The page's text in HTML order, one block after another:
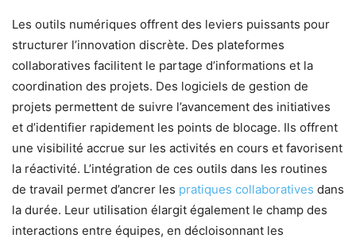
Les outils numériques offrent des leviers puissants pour
structurer l’innovation discrète. Des plateformes
collaboratives facilitent le partage d’informations et la
coordination des projets. Des logiciels de gestion de
projets permettent de suivre l’avancement des initiatives
et d’identifier rapidement les points de blocage. Ils offrent
une visibilité accrue sur les activités en cours et favorisent
la réactivité. L’intégration de ces outils dans les routines
de travail permet d’ancrer les pratiques collaboratives dans
la durée. Leur utilisation élargit également le champ des
interactions entre équipes, en décloisonnant les